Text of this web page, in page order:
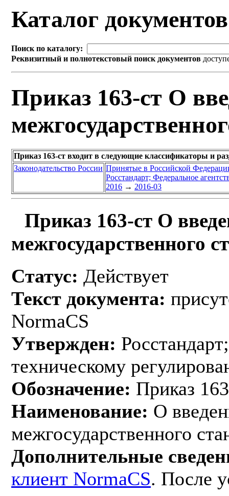
Каталог
Поиск по каталогу:
Реквизитный и полнотекстовый поиск документов
Приказ 163-ст О
Приказ 163-ст входит в следующие классификаторы и
Законодательство России Принятые в Российской
Росстандарт; Федеральное
2016 → 2016-03
Приказ 163-ст О
межгосударственного
Статус: Действует
Текст документа:
NormaCS
Утвержден:
техническому
Обозначение: Приказ
Наименование: О
межгосударственного
Дополнительные
клиент NormaCS. После